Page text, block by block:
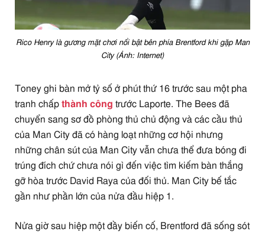
Rico Henry là gương mặt chơi nổi bật bên phía Brentford khi gặp Man
City (Ảnh: Internet)
Toney ghi bàn mở tỷ số ở phút thứ 16 trước sau một pha
tranh chấp thành công trước Laporte. The Bees đã
chuyển sang sơ đồ phòng thủ chủ động và các cầu thủ
của Man City đã có hàng loạt những cơ hội nhưng
những chân sút của Man City vẫn chưa thể đưa bóng đi
trúng đích chứ chưa nói gì đến việc tìm kiếm bàn thắng
gỡ hòa trước David Raya của đối thủ. Man City bế tắc
gần như phần lớn của nửa đầu hiệp 1.
Nửa giờ sau hiệp một đầy biến cố, Brentford đã sống sót